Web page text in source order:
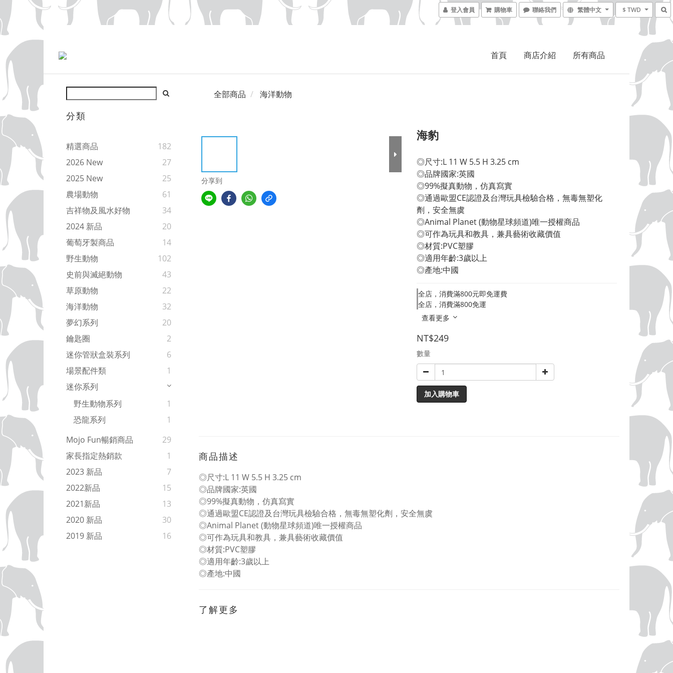
登入會員 購物車 聯絡我們 繁體中文 $ TWD
首頁 商店介紹 所有商品
分類
精選商品
182
2026 New
27
2025 New
25
農場動物
61
吉祥物及風水好物
34
2024 新品
20
葡萄牙製商品
14
野生動物
102
史前與滅絕動物
43
草原動物
22
海洋動物
32
夢幻系列
20
鑰匙圈
2
迷你管狀盒裝系列
6
場景配件類
1
迷你系列
野生動物系列
1
恐龍系列
1
Mojo Fun暢銷商品
29
家長指定熱銷款
1
2023 新品
7
2022新品
15
2021新品
13
2020 新品
30
2019 新品
16
全部商品 海洋動物
分享到
海豹
◎尺寸:L 11 W 5.5 H 3.25 cm
◎品牌國家:英國
◎99%擬真動物，仿真寫實
◎通過歐盟CE認證及台灣玩具檢驗合格，無毒無塑化
劑，安全無虞
◎Animal Planet (動物星球頻道)唯一授權商品
◎可作為玩具和教具，兼具藝術收藏價值
◎材質:PVC塑膠
◎適用年齡:3歲以上
◎產地:中國
全店，消費滿800元即免運費
全店，消費滿800免運
查看更多
NT$249
數量
加入購物車
商品描述
◎尺寸:L 11 W 5.5 H 3.25 cm
◎品牌國家:英國
◎99%擬真動物，仿真寫實
◎通過歐盟CE認證及台灣玩具檢驗合格，無毒無塑化劑，安全無虞
◎Animal Planet (動物星球頻道)唯一授權商品
◎可作為玩具和教具，兼具藝術收藏價值
◎材質:PVC塑膠
◎適用年齡:3歲以上
◎產地:中國
了解更多